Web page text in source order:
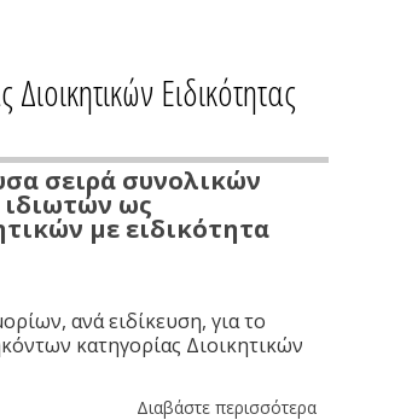
Ειδικότητας
σειρά συνολικών
ιδιωτών ως
με ειδικότητα
ανά ειδίκευση, για το
κατηγορίας Διοικητικών
Διαβάστε περισσότερα